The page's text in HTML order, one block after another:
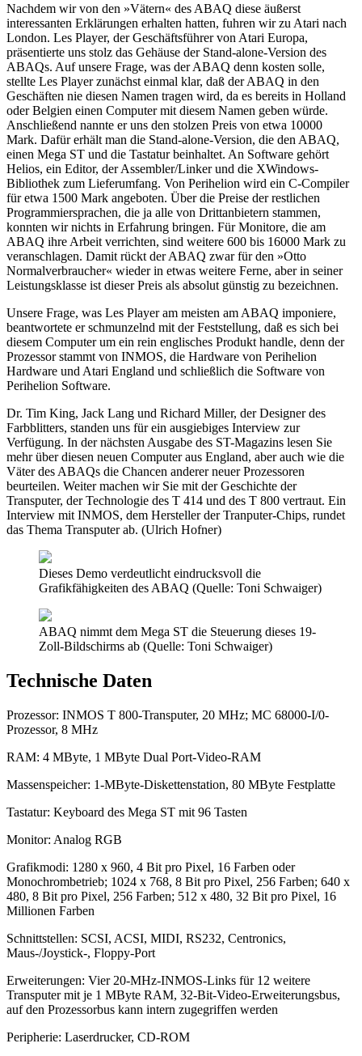
Nachdem wir von den »Vätern« des ABAQ diese äußerst
interessanten Erklärungen erhalten hatten, fuhren wir zu Atari nach
London. Les Player, der Geschäftsführer von Atari Europa,
präsentierte uns stolz das Gehäuse der Stand-alone-Version des
ABAQs. Auf unsere Frage, was der ABAQ denn kosten solle,
stellte Les Player zunächst einmal klar, daß der ABAQ in den
Geschäften nie diesen Namen tragen wird, da es bereits in Holland
oder Belgien einen Computer mit diesem Namen geben würde.
Anschließend nannte er uns den stolzen Preis von etwa 10000
Mark. Dafür erhält man die Stand-alone-Version, die den ABAQ,
einen Mega ST und die Tastatur beinhaltet. An Software gehört
Helios, ein Editor, der Assembler/Linker und die XWindows-
Bibliothek zum Lieferumfang. Von Perihelion wird ein C-Compiler
für etwa 1500 Mark angeboten. Über die Preise der restlichen
Programmiersprachen, die ja alle von Drittanbietern stammen,
konnten wir nichts in Erfahrung bringen. Für Monitore, die am
ABAQ ihre Arbeit verrichten, sind weitere 600 bis 16000 Mark zu
veranschlagen. Damit rückt der ABAQ zwar für den »Otto
Normalverbraucher« wieder in etwas weitere Ferne, aber in seiner
Leistungsklasse ist dieser Preis als absolut günstig zu bezeichnen.
Unsere Frage, was Les Player am meisten am ABAQ imponiere,
beantwortete er schmunzelnd mit der Feststellung, daß es sich bei
diesem Computer um ein rein englisches Produkt handle, denn der
Prozessor stammt von INMOS, die Hardware von Perihelion
Hardware und Atari England und schließlich die Software von
Perihelion Software.
Dr. Tim King, Jack Lang und Richard Miller, der Designer des
Farbblitters, standen uns für ein ausgiebiges Interview zur
Verfügung. In der nächsten Ausgabe des ST-Magazins lesen Sie
mehr über diesen neuen Computer aus England, aber auch wie die
Väter des ABAQs die Chancen anderer neuer Prozessoren
beurteilen. Weiter machen wir Sie mit der Geschichte der
Transputer, der Technologie des T 414 und des T 800 vertraut. Ein
Interview mit INMOS, dem Hersteller der Tranputer-Chips, rundet
das Thema Transputer ab. (Ulrich Hofner)
Dieses Demo verdeutlicht eindrucksvoll die
Grafikfähigkeiten des ABAQ (Quelle: Toni Schwaiger)
ABAQ nimmt dem Mega ST die Steuerung dieses 19-
Zoll-Bildschirms ab (Quelle: Toni Schwaiger)
Technische Daten
Prozessor: INMOS T 800-Transputer, 20 MHz; MC 68000-I/0-
Prozessor, 8 MHz
RAM: 4 MByte, 1 MByte Dual Port-Video-RAM
Massenspeicher: 1-MByte-Diskettenstation, 80 MByte Festplatte
Tastatur: Keyboard des Mega ST mit 96 Tasten
Monitor: Analog RGB
Grafikmodi: 1280 x 960, 4 Bit pro Pixel, 16 Farben oder
Monochrombetrieb; 1024 x 768, 8 Bit pro Pixel, 256 Farben; 640 x
480, 8 Bit pro Pixel, 256 Farben; 512 x 480, 32 Bit pro Pixel, 16
Millionen Farben
Schnittstellen: SCSI, ACSI, MIDI, RS232, Centronics,
Maus-/Joystick-, Floppy-Port
Erweiterungen: Vier 20-MHz-INMOS-Links für 12 weitere
Transputer mit je 1 MByte RAM, 32-Bit-Video-Erweiterungsbus,
auf den Prozessorbus kann intern zugegriffen werden
Peripherie: Laserdrucker, CD-ROM